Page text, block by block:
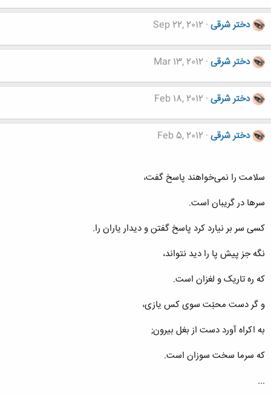
دختر شرقی Sep 22, 2012
دختر شرقی Mar 13, 2012
دختر شرقی Feb 18, 2012
دختر شرقی Feb 5, 2012
سلامت را نمی‌خواهند پاسخ گفت‌،
سرها در گریبان است‌.
کسی سر بر نیارد کرد پاسخ ‌گفتن و دیدار یاران را.
نگه جز پیش پا را دید نتواند،
که ره تاریک و لغزان است‌.
و گر دست محبّت سوی کس یازی‌،
به اکراه آورد دست از بغل بیرون‌;
که سرما سخت سوزان است‌.
...